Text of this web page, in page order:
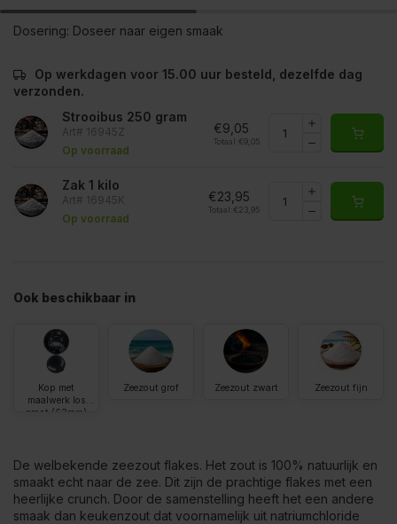
Dosering: Doseer naar eigen smaak
Op werkdagen voor 15.00 uur besteld, dezelfde dag
verzonden.
Strooibus 250 gram
Art# 16945Z
Op voorraad
€9,05
Totaal: €9,05
Zak 1 kilo
Art# 16945K
Op voorraad
€23,95
Totaal: €23,95
Ook beschikbaar in
Kop met
maalwerk los
groot (63mm)
Zeezout grof Zeezout zwart Zeezout fijn
De welbekende zeezout flakes. Het zout is 100% natuurlijk en
smaakt echt naar de zee. Dit zijn de prachtige flakes met een
heerlijke crunch. Door de samenstelling heeft het een andere
smaak dan keukenzout dat voornamelijk uit natriumchloride